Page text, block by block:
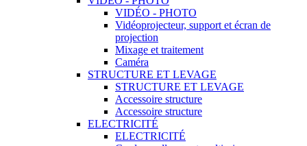
VIDÉO - PHOTO
Vidéoprojecteur, support et écran de
projection
Mixage et traitement
Caméra
STRUCTURE ET LEVAGE
STRUCTURE ET LEVAGE
Accessoire structure
Accessoire structure
ELECTRICITÉ
ELECTRICITÉ